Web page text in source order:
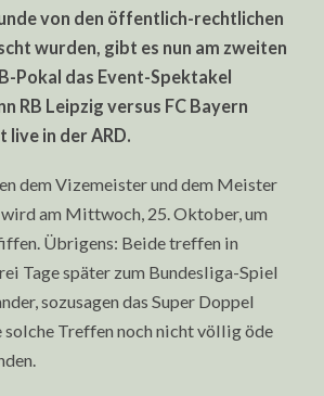
von den öffentlich-rechtlichen
wurden, gibt es nun am zweiten
Pokal das Event-Spektakel
RB Leipzig versus FC Bayern
live in der ARD.
dem Vizemeister und dem Meister
am Mittwoch, 25. Oktober, um
Übrigens: Beide treffen in
Tage später zum Bundesliga-Spiel
sozusagen das Super Doppel
solche Treffen noch nicht völlig öde